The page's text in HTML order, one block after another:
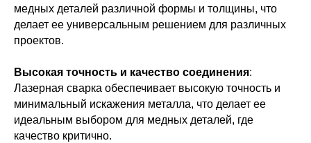
медных деталей различной формы и толщины, что
делает ее универсальным решением для различных
проектов.
Высокая точность и качество соединения:
Лазерная сварка обеспечивает высокую точность и
минимальный искажения металла, что делает ее
идеальным выбором для медных деталей, где
качество критично.